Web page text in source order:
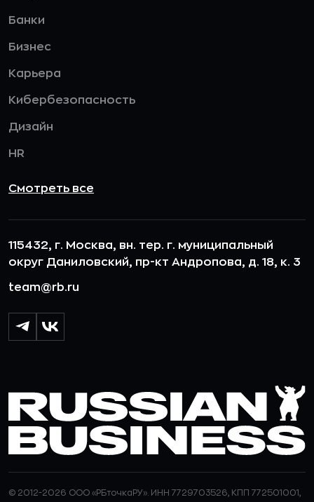
Банки
Бизнес
Карьера
Кибербезопасность
Дизайн
HR
Смотреть все
115432, г. Москва, вн. тер. г. муниципальный
округ Даниловский, пр-кт Андропова, д. 18, к. 3
team@rb.ru
© 2012-2026 ООО «РБточкаРУ». ИНН 7729703526, КПП 772501001,